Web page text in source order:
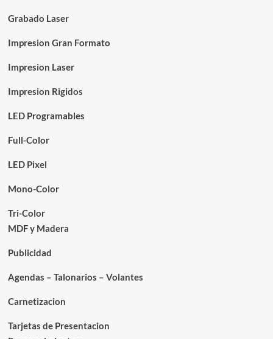
Grabado Laser
Impresion Gran Formato
Impresion Laser
Impresion Rigidos
LED Programables
Full-Color
LED Pixel
Mono-Color
Tri-Color
MDF y Madera
Publicidad
Agendas – Talonarios – Volantes
Carnetizacion
Tarjetas de Presentacion